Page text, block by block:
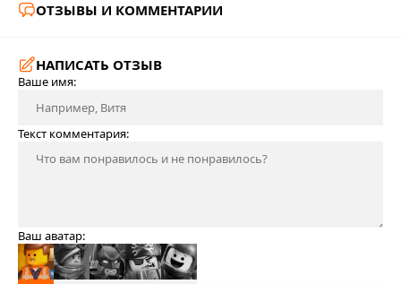
ОТЗЫВЫ И КОММЕНТАРИИ
НАПИСАТЬ ОТЗЫВ
Ваше имя:
Текст комментария:
Ваш аватар: